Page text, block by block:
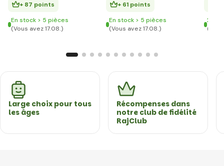
+ 87 points
En stock > 5 pièces
(Vous avez 17.08.)
+ 61 points
En stock > 5 pièces
(Vous avez 17.08.)
2
Large choix pour tous
les âges
Récompenses dans
notre club de fidélité
RajClub